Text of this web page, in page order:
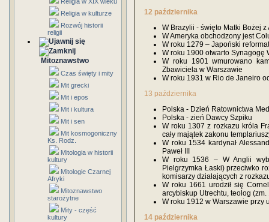
Religia w kulturze
Rozwój historii
religii
Mitoznawstwo
Czas święty i mity
Mit grecki
Mit i epos
Mit i kultura
Mit i sen
Mit kosmogoniczny
Ks. Rodz.
Mitologia w historii
kultury
Mitologie Czarnej
Afryki
Mitoznawstwo
starożytne
Mity - część
kultury
12 października
W Brazylii - święto Matki Bożej
W Ameryka obchodzony jest
W roku 1279 – Japoński
W roku 1900 otwarto Synagogę
W roku 1901 wmurowano
Zbawiciela w Warszawie
W roku 1931 w Rio de Janeiro
13 października
Polska - Dzień Ratownictwa
Polska - zień Dawcy Szpiku
W roku 1307 z rozkazu króla
cały majątek zakonu
W roku 1534 kardynał
Paweł III
W roku 1536 – W Anglii
Pielgrzymka Łaski) przeciwko
komisarzy działających z
W roku 1661 urodził się
arcybiskup Utrechtu, teolog (zm.
W roku 1912 w Warszawie przy
14 października